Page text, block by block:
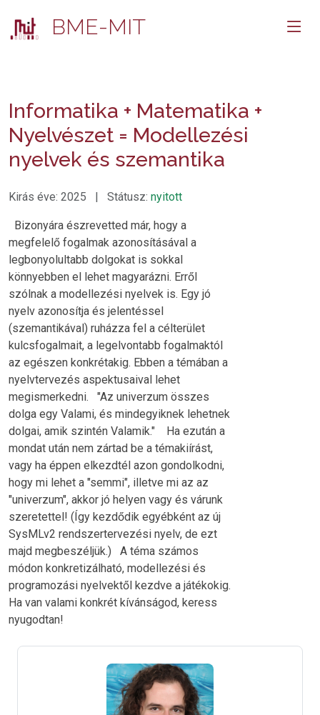
BME-MIT
Informatika + Matematika +
Nyelvészet = Modellezési
nyelvek és szemantika
Kirás éve: 2025 | Státusz: nyitott
Bizonyára észrevetted már, hogy a
megfelelő fogalmak azonosításával a
legbonyolultabb dolgokat is sokkal
könnyebben el lehet magyarázni. Erről
szólnak a modellezési nyelvek is. Egy jó
nyelv azonosítja és jelentéssel
(szemantikával) ruházza fel a célterület
kulcsfogalmait, a legelvontabb fogalmaktól
az egészen konkrétakig. Ebben a témában a
nyelvtervezés aspektusaival lehet
megismerkedni. "Az univerzum összes
dolga egy Valami, és mindegyiknek lehetnek
dolgai, amik szintén Valamik." Ha ezután a
mondat után nem zártad be a témakiírást,
vagy ha éppen elkezdtél azon gondolkodni,
hogy mi lehet a "semmi", illetve mi az az
"univerzum", akkor jó helyen vagy és várunk
szeretettel! (Így kezdődik egyébként az új
SysMLv2 rendszertervezési nyelv, de ezt
majd megbeszéljük.) A téma számos
módon konkretizálható, modellezési és
programozási nyelvektől kezdve a játékokig.
Ha van valami konkrét kívánságod, keress
nyugodtan!